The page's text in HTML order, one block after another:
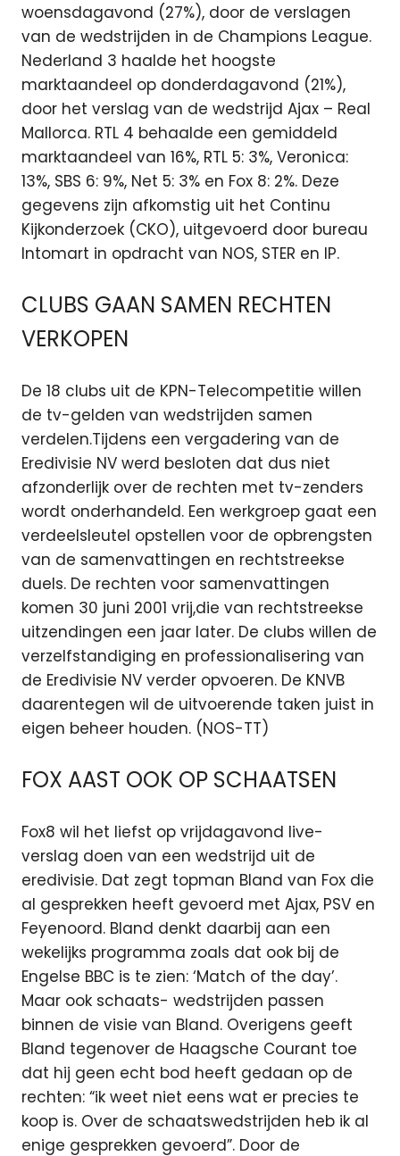
woensdagavond (27%), door de verslagen
van de wedstrijden in de Champions League.
Nederland 3 haalde het hoogste
marktaandeel op donderdagavond (21%),
door het verslag van de wedstrijd Ajax – Real
Mallorca. RTL 4 behaalde een gemiddeld
marktaandeel van 16%, RTL 5: 3%, Veronica:
13%, SBS 6: 9%, Net 5: 3% en Fox 8: 2%. Deze
gegevens zijn afkomstig uit het Continu
Kijkonderzoek (CKO), uitgevoerd door bureau
Intomart in opdracht van NOS, STER en IP.
CLUBS GAAN SAMEN RECHTEN
VERKOPEN
De 18 clubs uit de KPN-Telecompetitie willen
de tv-gelden van wedstrijden samen
verdelen.Tijdens een vergadering van de
Eredivisie NV werd besloten dat dus niet
afzonderlijk over de rechten met tv-zenders
wordt onderhandeld. Een werkgroep gaat een
verdeelsleutel opstellen voor de opbrengsten
van de samenvattingen en rechtstreekse
duels. De rechten voor samenvattingen
komen 30 juni 2001 vrij,die van rechtstreekse
uitzendingen een jaar later. De clubs willen de
verzelfstandiging en professionalisering van
de Eredivisie NV verder opvoeren. De KNVB
daarentegen wil de uitvoerende taken juist in
eigen beheer houden. (NOS-TT)
FOX AAST OOK OP SCHAATSEN
Fox8 wil het liefst op vrijdagavond live-
verslag doen van een wedstrijd uit de
eredivisie. Dat zegt topman Bland van Fox die
al gesprekken heeft gevoerd met Ajax, PSV en
Feyenoord. Bland denkt daarbij aan een
wekelijks programma zoals dat ook bij de
Engelse BBC is te zien: ‘Match of the day’.
Maar ook schaats- wedstrijden passen
binnen de visie van Bland. Overigens geeft
Bland tegenover de Haagsche Courant toe
dat hij geen echt bod heeft gedaan op de
rechten: “ik weet niet eens wat er precies te
koop is. Over de schaatswedstrijden heb ik al
enige gesprekken gevoerd”. Door de